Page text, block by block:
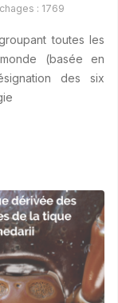
: 1769
toutes les
(basée en
des six